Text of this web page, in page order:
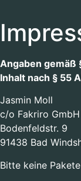
Angaben gemäß
Inhalt nach § 55
Jasmin Moll
c/o Fakriro
Bodenfeldstr. 9
91438 Bad
Bitte keine